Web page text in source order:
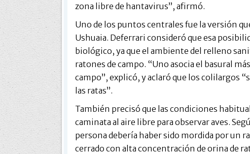
zona libre de hantavirus”, afirmó.
Uno de los puntos centrales fue la versión
Ushuaia. Deferrari consideró que esa
biológico, ya que el ambiente del relleno
ratones de campo. “Uno asocia el basural
campo”, explicó, y aclaró que los colilargos
las ratas”.
También precisó que las condiciones
caminata al aire libre para observar aves.
persona debería haber sido mordida por un
cerrado con alta concentración de orina de